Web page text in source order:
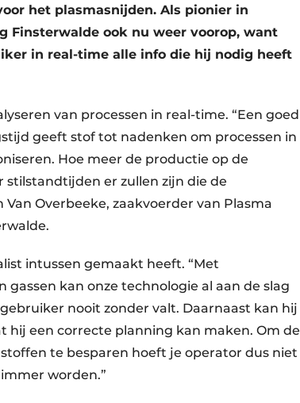
het plasmasnijden. Als pionier in
Finsterwalde ook nu weer voorop, want
in real-time alle info die hij nodig heeft
van processen in real-time. “Een goed
geeft stof tot nadenken om processen in
Hoe meer de productie op de
er zullen zijn die de
Overbeeke, zaakvoerder van Plasma
intussen gemaakt heeft. “Met
kan onze technologie al aan de slag
nooit zonder valt. Daarnaast kan hij
hij een correcte planning kan maken. Om de
te besparen hoeft je operator dus niet
worden.”